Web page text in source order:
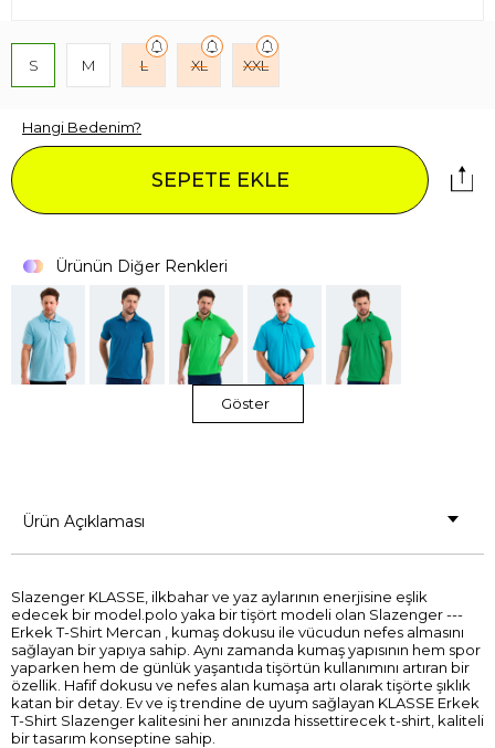
S M L XL XXL
Hangi Bedenim?
SEPETE EKLE
Ürünün Diğer Renkleri
Göster
Ürün Açıklaması
Slazenger KLASSE, ilkbahar ve yaz aylarının enerjisine eşlik
edecek bir model.polo yaka bir tişört modeli olan Slazenger ---
Erkek T-Shirt Mercan , kumaş dokusu ile vücudun nefes almasını
sağlayan bir yapıya sahip. Aynı zamanda kumaş yapısının hem spor
yaparken hem de günlük yaşantıda tişörtün kullanımını artıran bir
özellik. Hafif dokusu ve nefes alan kumaşa artı olarak tişörte şıklık
katan bir detay. Ev ve iş trendine de uyum sağlayan KLASSE Erkek
T-Shirt Slazenger kalitesini her anınızda hissettirecek t-shirt, kaliteli
bir tasarım konseptine sahip.